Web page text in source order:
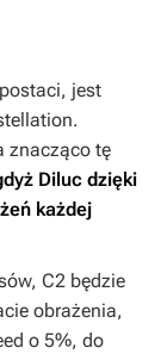
jest
znacząco tę
Diluc dzięki
każdej
C2 będzie
obrażenia,
o 5%, do